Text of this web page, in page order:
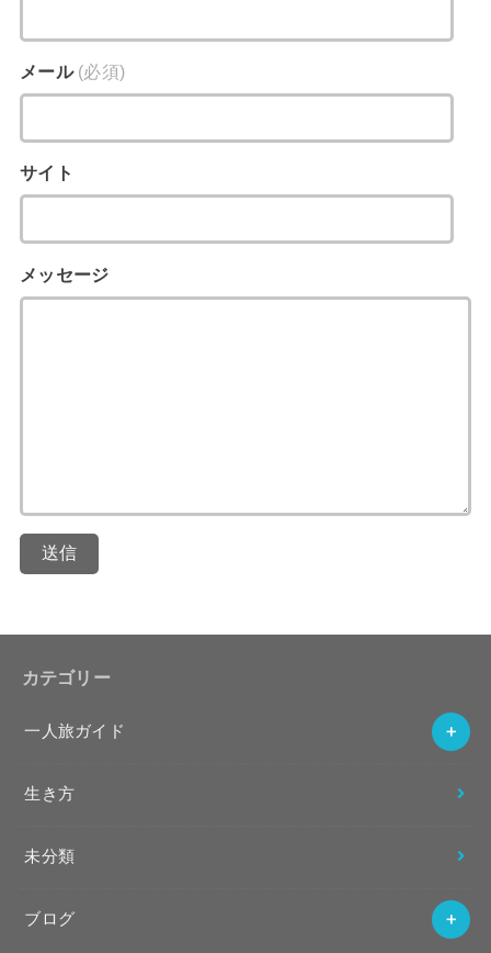
メール (必須)
サイト
メッセージ
送信
カテゴリー
一人旅ガイド
生き方
未分類
ブログ